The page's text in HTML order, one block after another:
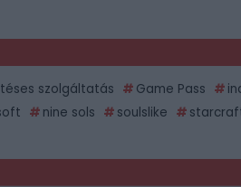
szolgáltatás Game Pass
nine sols soulslike